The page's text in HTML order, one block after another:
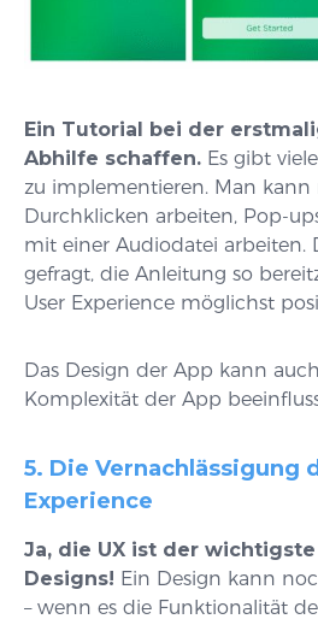
Ein Tutorial bei der
Abhilfe schaffen. Es gibt
zu implementieren. Man kann
Durchklicken arbeiten, Pop-
mit einer Audiodatei arbeiten.
gefragt, die Anleitung so
User Experience möglichst
Das Design der App kann
Komplexität der App
5. Die Vernachlässigung
Experience
Ja, die UX ist der
Designs! Ein Design kann
– wenn es die Funktionalität